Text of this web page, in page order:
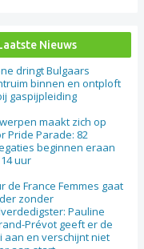
Nieuws
dringt Bulgaars
binnen en ontploft
gaspijpleiding
maakt zich op
Pride Parade: 82
beginnen eraan
uur
de France Femmes gaat
zonder
Pauline
Prévot geeft er de
aan en verschijnt niet